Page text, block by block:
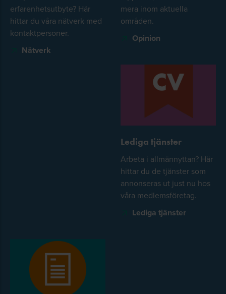
erfarenhetsutbyte? Här
hittar du våra nätverk med
kontaktpersoner.
Nätverk
mera inom aktuella
områden.
Opinion
Lediga tjänster
Arbeta i allmännyttan? Här
hittar du de tjänster som
annonseras ut just nu hos
våra medlemsföretag.
Lediga tjänster